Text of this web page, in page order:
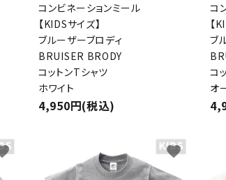
コンビネーションミール
【KIDSサイズ】
ブルーザーブロディ
BRUISER BRODY
コットンTシャツ
ホワイト
4,950円(税込)
コ
【
ブ
コ
オ
favorite